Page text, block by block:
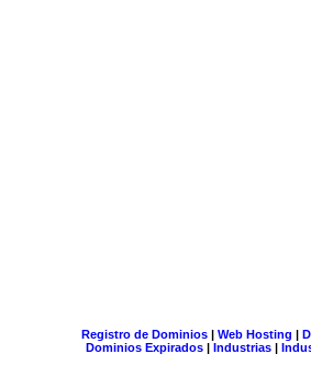
Registro de Dominios| Web Hosting |
Dominios Expirados | Industrias |